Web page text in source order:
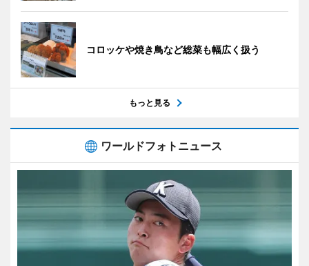
コロッケや焼き鳥など総菜も幅広く扱う
もっと見る
ワールドフォトニュース